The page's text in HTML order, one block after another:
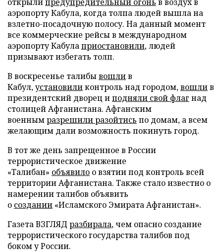
аэропорту Кабула, когда толпа людей вышла на
взлетно-посадочную полосу. На данный момент
все коммерческие рейсы в международном
аэропорту Кабулаприостановили, людей
призывают избегать толп.
В воскресенье талибывошлив
Кабул,установиликонтроль над городом,вошлив
президентский дворец иподняли свой флаг над
столицей Афганистана. Афганским
военнымразрешили разойтись по домам, а всем
желающим дали возможность покинуть город.
В тот же день запрещенное в России
террористическое движение
«Талибан» объявило о взятии под контроль всей
территории Афганистана. Также стало известно о
намерении талибов объявить
о создании «Исламского Эмирата Афганистан».
Газета ВЗГЛЯД разбирала, чем опасно создание
террористического государства талибов под
боком у России.